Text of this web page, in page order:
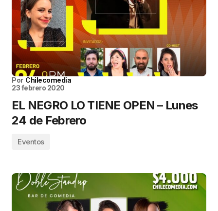
Por Chilecomedia
23 febrero 2020
EL NEGRO LO TIENE OPEN – Lunes
24 de Febrero
Eventos